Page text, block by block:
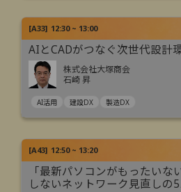
[A33] 12:30 ~ 13:00
AIとCADがつなぐ次世代設計
株式会社大塚商会
石崎 昇
AI活用 建設DX 製造DX
[A43] 12:50 ~ 13:20
「最新パソコンがもったいな
しないネットワーク見直しの